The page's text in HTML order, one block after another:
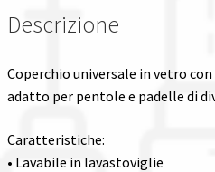
Checkout
Il mio account
Descrizione
Coperchio universale in vetro
adatto per pentole e padelle di
Caratteristiche:
• Lavabile in lavastoviglie